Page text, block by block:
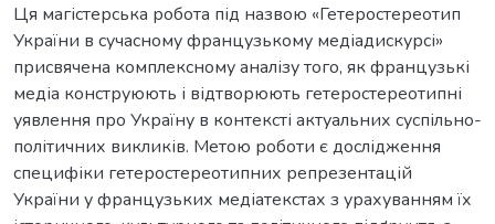
Ця магістерська робота під назвою «Гетеростереотип
України в сучасному французькому медіадискурсі»
присвячена комплексному аналізу того, як французькі
медіа конструюють і відтворюють гетеростереотипні
уявлення про Україну в контексті актуальних суспільно-
політичних викликів. Метою роботи є дослідження
специфіки гетеростереотипних репрезентацій
України у французьких медіатекстах з урахуванням їх